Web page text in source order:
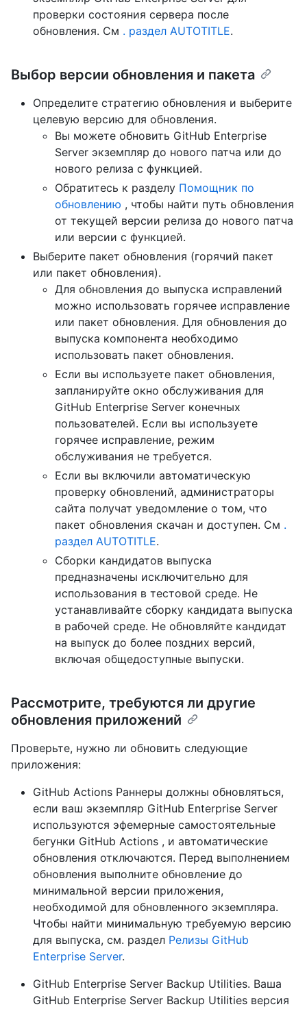
проверки состояния сервера после
обновления. См . раздел AUTOTITLE.
Выбор версии обновления и пакета
Определите стратегию обновления и выберите
целевую версию для обновления.
Вы можете обновить GitHub Enterprise
Server экземпляр до нового патча или до
нового релиза с функцией.
Обратитесь к разделу Помощник по
обновлению , чтобы найти путь обновления
от текущей версии релиза до нового патча
или версии с функцией.
Выберите пакет обновления (горячий пакет
или пакет обновления).
Для обновления до выпуска исправлений
можно использовать горячее исправление
или пакет обновления. Для обновления до
выпуска компонента необходимо
использовать пакет обновления.
Если вы используете пакет обновления,
запланируйте окно обслуживания для
GitHub Enterprise Server конечных
пользователей. Если вы используете
горячее исправление, режим
обслуживания не требуется.
Если вы включили автоматическую
проверку обновлений, администраторы
сайта получат уведомление о том, что
пакет обновления скачан и доступен. См .
раздел AUTOTITLE.
Сборки кандидатов выпуска
предназначены исключительно для
использования в тестовой среде. Не
устанавливайте сборку кандидата выпуска
в рабочей среде. Не обновляйте кандидат
на выпуск до более поздних версий,
включая общедоступные выпуски.
Рассмотрите, требуются ли другие
обновления приложений
Проверьте, нужно ли обновить следующие
приложения:
GitHub Actions Раннеры должны обновляться,
если ваш экземпляр GitHub Enterprise Server
используются эфемерные самостоятельные
бегунки GitHub Actions , и автоматические
обновления отключаются. Перед выполнением
обновления выполните обновление до
минимальной версии приложения,
необходимой для обновленного экземпляра.
Чтобы найти минимальную требуемую версию
для выпуска, см. раздел Релизы GitHub
Enterprise Server.
GitHub Enterprise Server Backup Utilities. Ваша
GitHub Enterprise Server Backup Utilities версия